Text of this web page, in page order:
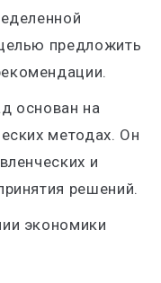
предложить
основан на
методах. Он
и
решений.
экономики